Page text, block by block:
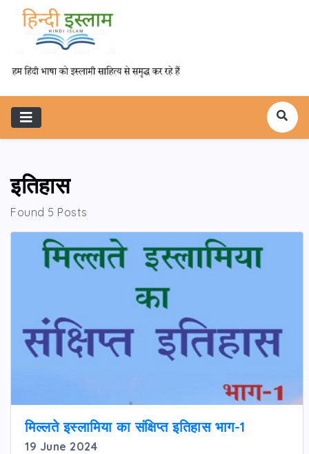
इतिहास
Found 5 Posts
मिल्लते इस्लामिया का संक्षिप्त इतिहास भाग-1
19 June 2024